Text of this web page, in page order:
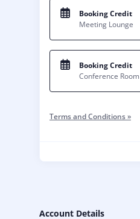
Booking Credit
Meeting Lounge
Booking Credit
Conference Room
Terms and Conditions »
Account Details